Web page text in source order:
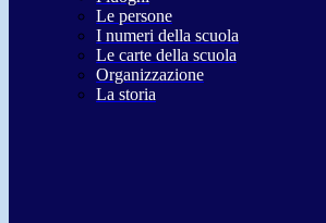
Le persone
I numeri della scuola
Le carte della scuola
Organizzazione
La storia